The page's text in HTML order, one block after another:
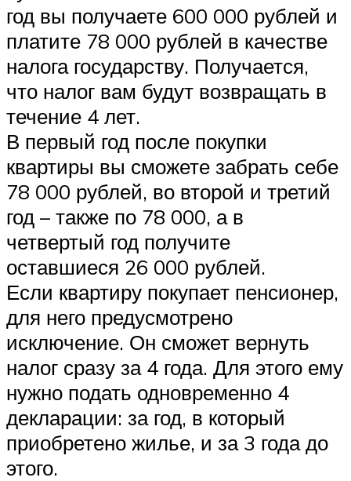
год вы получаете 600 000 рублей и
платите 78 000 рублей в качестве
налога государству. Получается,
что налог вам будут возвращать в
течение 4 лет.
В первый год после покупки
квартиры вы сможете забрать себе
78 000 рублей, во второй и третий
год – также по 78 000, а в
четвертый год получите
оставшиеся 26 000 рублей.
Если квартиру покупает пенсионер,
для него предусмотрено
исключение. Он сможет вернуть
налог сразу за 4 года. Для этого ему
нужно подать одновременно 4
декларации: за год, в который
приобретено жилье, и за 3 года до
этого.